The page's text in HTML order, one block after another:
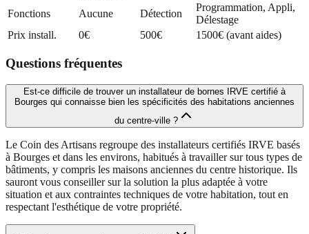
Fonctions
Aucune Détection
Programmation, Appli,
Délestage
Prix install.
0€ 500€ 1500€ (avant aides)
Questions fréquentes
Est-ce difficile de trouver un installateur de bornes IRVE certifié à
Bourges qui connaisse bien les spécificités des habitations anciennes
du centre-ville ?
Le Coin des Artisans regroupe des installateurs certifiés IRVE basés
à Bourges et dans les environs, habitués à travailler sur tous types de
bâtiments, y compris les maisons anciennes du centre historique. Ils
sauront vous conseiller sur la solution la plus adaptée à votre
situation et aux contraintes techniques de votre habitation, tout en
respectant l'esthétique de votre propriété.